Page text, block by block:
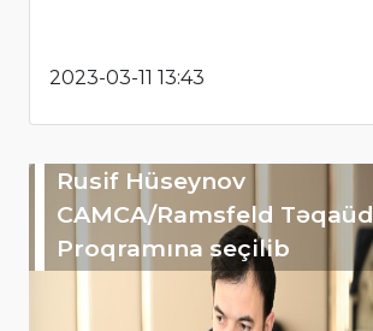
2023-03-11 13:43
Rusif Hüseynov
CAMCA/Ramsfeld Təqaüd
Proqramına seçilib